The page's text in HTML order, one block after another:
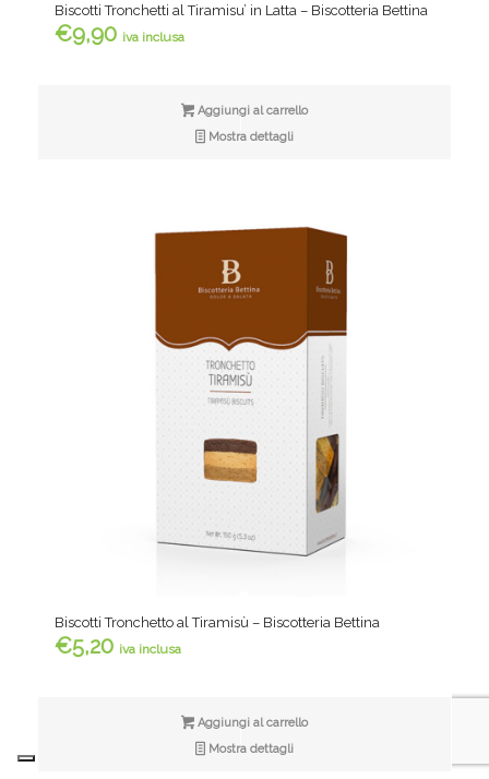
Biscotti Tronchetti al Tiramisu’ in Latta – Biscotteria Bettina
€9,90 iva inclusa
Aggiungi al carrello
Mostra dettagli
Biscotti Tronchetto al Tiramisù – Biscotteria Bettina
€5,20 iva inclusa
Aggiungi al carrello
Mostra dettagli